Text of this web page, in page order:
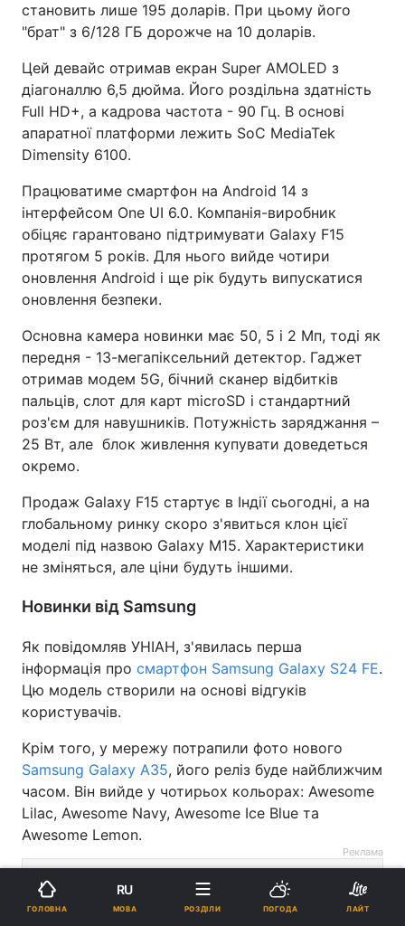
становить лише 195 доларів. При цьому його
"брат" з 6/128 ГБ дорожче на 10 доларів.
Цей девайс отримав екран Super AMOLED з
діагоналлю 6,5 дюйма. Його роздільна здатність
Full HD+, а кадрова частота - 90 Гц. В основі
апаратної платформи лежить SoC MediaTek
Dimensity 6100.
Працюватиме смартфон на Android 14 з
інтерфейсом One UI 6.0. Компанія-виробник
обіцяє гарантовано підтримувати Galaxy F15
протягом 5 років. Для нього вийде чотири
оновлення Android і ще рік будуть випускатися
оновлення безпеки.
Основна камера новинки має 50, 5 і 2 Мп, тоді як
передня - 13-мегапіксельний детектор. Гаджет
отримав модем 5G, бічний сканер відбитків
пальців, слот для карт microSD і стандартний
роз'єм для навушників. Потужність заряджання –
25 Вт, але блок живлення купувати доведеться
окремо.
Продаж Galaxy F15 стартує в Індії сьогодні, а на
глобальному ринку скоро з'явиться клон цієї
моделі під назвою Galaxy M15. Характеристики
не зміняться, але ціни будуть іншими.
Новинки від Samsung
Як повідомляв УНІАН, з'явилась перша
інформація про смартфон Samsung Galaxy S24 FE.
Цю модель створили на основі відгуків
користувачів.
Крім того, у мережу потрапили фото нового
Samsung Galaxy A35, його реліз буде найближчим
часом. Він вийде у чотирьох кольорах: Awesome
Lilac, Awesome Navy, Awesome Ice Blue та
Awesome Lemon.
Реклама
ГОЛОВНА
RU
МОВА РОЗДІЛИ ПОГОДА ЛАЙТ